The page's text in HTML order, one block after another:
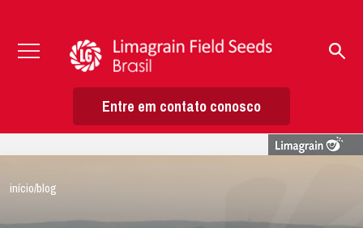
Entre em contato conosco
início/blog